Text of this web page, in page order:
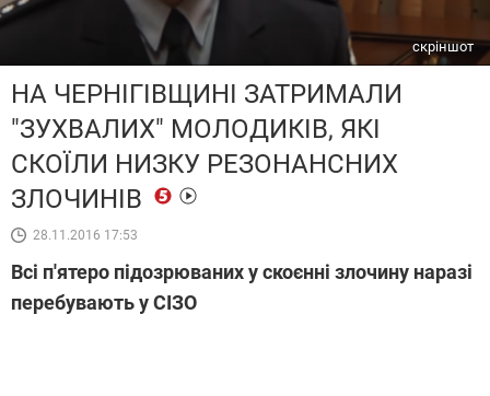
скріншот
НА ЧЕРНІГІВЩИНІ ЗАТРИМАЛИ
"ЗУХВАЛИХ" МОЛОДИКІВ, ЯКІ
СКОЇЛИ НИЗКУ РЕЗОНАНСНИХ
ЗЛОЧИНІВ
28.11.2016 17:53
Всі п'ятеро підозрюваних у скоєнні злочину наразі
перебувають у СІЗО